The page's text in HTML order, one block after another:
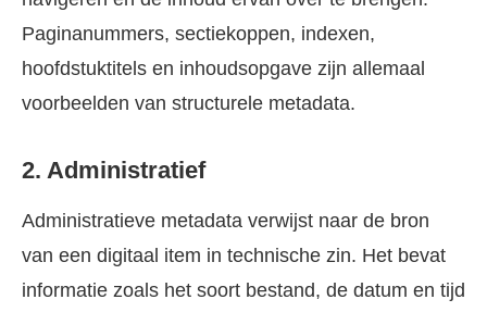
Paginanummers, sectiekoppen, indexen,
hoofdstuktitels en inhoudsopgave zijn allemaal
voorbeelden van structurele metadata.
2. Administratief
Administratieve metadata verwijst naar de bron
van een digitaal item in technische zin. Het bevat
informatie zoals het soort bestand, de datum en tijd